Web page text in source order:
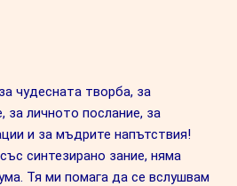
чудесната творба, за
за личното послание, за
и за мъдрите напътствия!
синтезирано зание, няма
Тя ми помага да се вслушвам